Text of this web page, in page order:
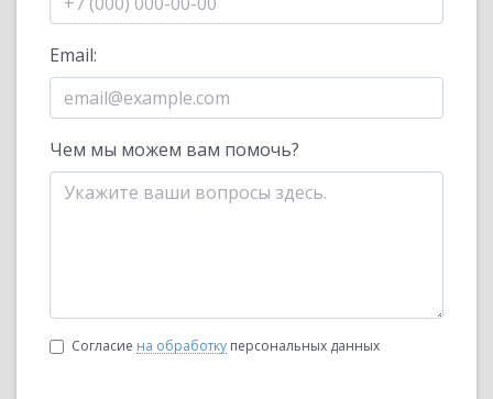
Email:
Чем мы можем вам помочь?
Согласие на обработку персональных данных